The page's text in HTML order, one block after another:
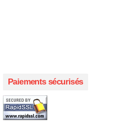
Paiements sécurisés